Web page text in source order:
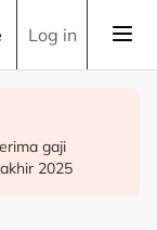
Log in
polis gaji
2025